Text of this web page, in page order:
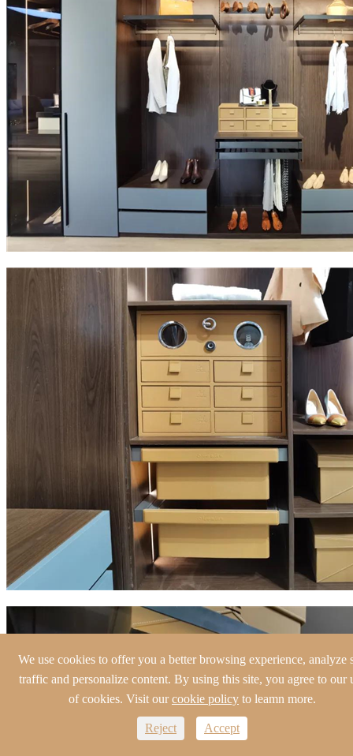
We use cookies to offer you a better browsing experience, analyze
traffic and personalize content. By using this site, you agree to our
of cookies. Visit ourcookie policy to leamn more.
Reject Accept